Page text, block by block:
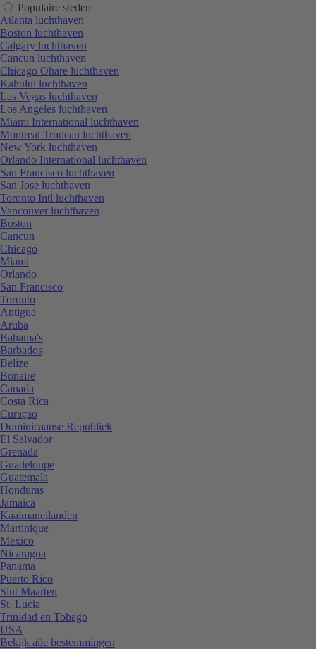
Populaire steden
Atlanta luchthaven
Boston luchthaven
Calgary luchthaven
Cancun luchthaven
Chicago Ohare luchthaven
Kahului luchthaven
Las Vegas luchthaven
Los Angeles luchthaven
Miami International luchthaven
Montreal Trudeau luchthaven
New York luchthaven
Orlando International luchthaven
San Francisco luchthaven
San Jose luchthaven
Toronto Intl luchthaven
Vancouver luchthaven
Boston
Cancun
Chicago
Miami
Orlando
San Francisco
Toronto
Antigua
Aruba
Bahama's
Barbados
Belize
Bonaire
Canada
Costa Rica
Curaçao
Dominicaanse Republiek
El Salvador
Grenada
Guadeloupe
Guatemala
Honduras
Jamaica
Kaaimaneilanden
Martinique
Mexico
Nicaragua
Panama
Puerto Rico
Sint Maarten
St. Lucia
Trinidad en Tobago
USA
Bekijk alle bestemmingen